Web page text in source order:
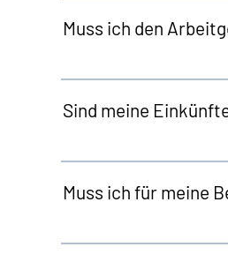
Muss ich den
Sind meine
Muss ich für meine